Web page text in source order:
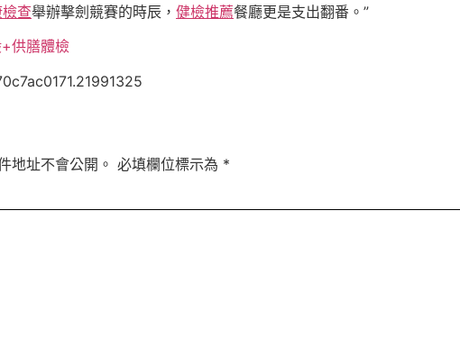
查舉辦擊劍競賽的時辰， 健檢推薦餐廳更是支出翻番。”
供膳體檢
地址不會公開。 必填欄位標示為 *